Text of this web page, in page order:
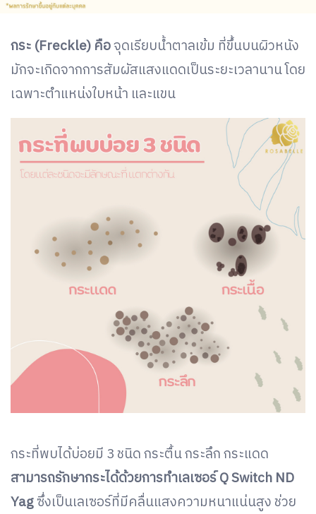
กระ (Freckle) คือจุดเรียบน้ำตาลเข้ม ที่ขึ้นบนผิวหนัง
มักจะเกิดจากการสัมผัสแสงแดดเป็นระยะเวลานาน โดย
เฉพาะตำแหน่งใบหน้า และแขน
กระที่พบได้บ่อยมี 3 ชนิด กระตื้น กระลึก กระแดด
สามารถรักษากระได้ด้วยการทำเลเซอร์ Q Switch ND
Yagซึ่งเป็นเลเซอร์ที่มีคลื่นแสงความหนาแน่นสูง ช่วย